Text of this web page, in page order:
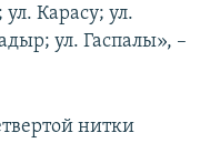
ул. Карасу; ул.
ул. Гаспалы», –
нитки